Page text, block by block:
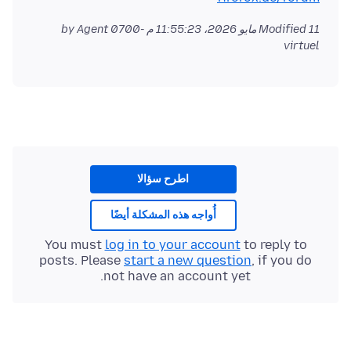
Modified11 مايو 2026، 11:55:23 م -0700
by Agent
virtuel
اطرح سؤالا
أُواجه هذه المشكلة أيضًا
You must log in to your accountto reply to
posts. Please start a new question, if you do
not have an account yet.